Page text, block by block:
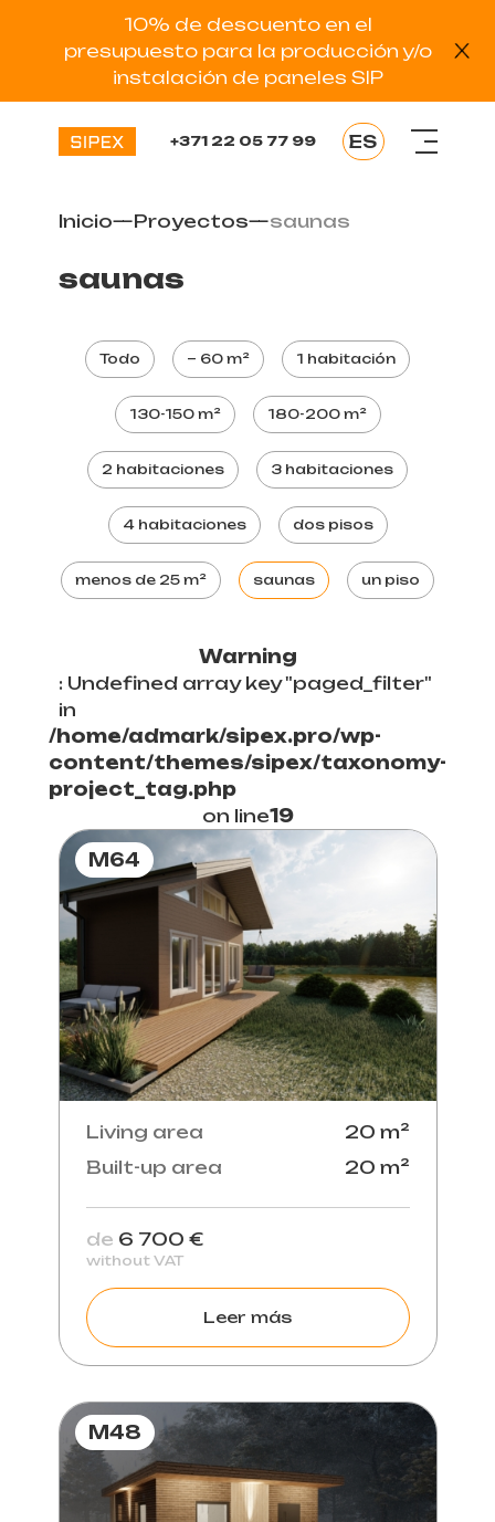
10% de descuento en el
presupuesto para la producción y/o
instalación de paneles SIP
+371 22 05 77 99
ES
RU
Inicio—Proyectos—saunas
saunas
Todo ~ 60 m² 1 habitación
130-150 m² 180-200 m²
2 habitaciones 3 habitaciones
4 habitaciones dos pisos
menos de 25 m² saunas un piso
Warning
: Undefined array key "paged_filter"
in
/home/admark/sipex.pro/wp-
content/themes/sipex/taxonomy-
project_tag.php
on line19
M64
Living area
20 m²
Built-up area
20 m²
de 6 700 €
without VAT
Leer más
M48